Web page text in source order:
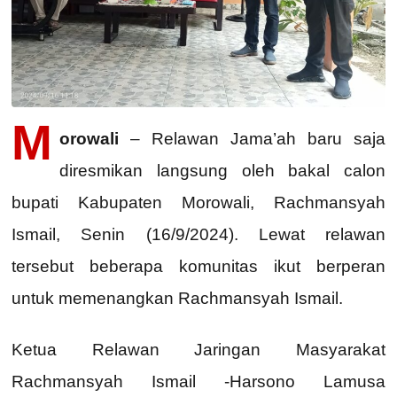
M orowali – Relawan Jama’ah baru saja
diresmikan langsung oleh bakal calon
bupati Kabupaten Morowali, Rachmansyah
Ismail, Senin (16/9/2024). Lewat relawan
tersebut beberapa komunitas ikut berperan
untuk memenangkan Rachmansyah Ismail.
Ketua Relawan Jaringan Masyarakat
Rachmansyah Ismail -Harsono Lamusa